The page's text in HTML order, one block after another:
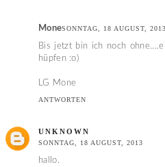
MoneSONNTAG, 18 AUGUST, 2013
Bis jetzt bin ich noch
hüpfen :o)
LG Mone
ANTWORTEN
UNKNOWN
SONNTAG, 18 AUGUST, 2013
hallo.